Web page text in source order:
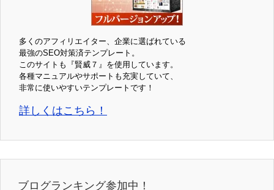
多くのアフィリエイター、企業に選ばれている
最強のSEO対策済テンプレート。
このサイトも『賢威７』を使用しています。
各種マニュアルやサポートも充実していて、
非常に使いやすいテンプレートです！
詳しくはこちら！
ブログランキング参加中！